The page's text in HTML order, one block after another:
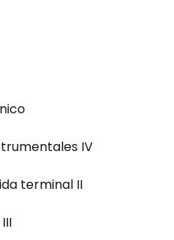
IV
terminal II